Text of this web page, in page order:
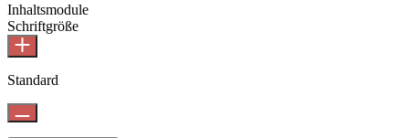
Inhaltsmodule
Schriftgröße
Standard